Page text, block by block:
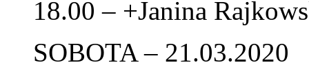
18.00 – +Janina
SOBOTA – 21.03.2020